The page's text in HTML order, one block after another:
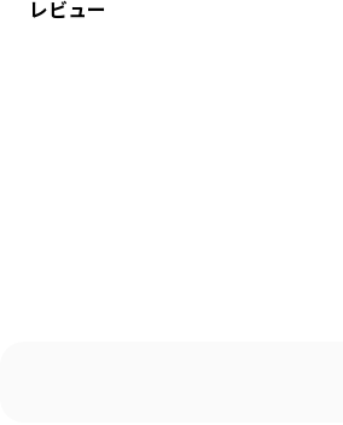
レビュー
ぬいぐるみを作ってきた長きに渡るヒストリーと、